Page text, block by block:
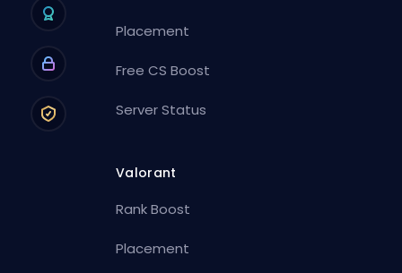
Placement
Free CS Boost
Server Status
Valorant
Rank Boost
Placement